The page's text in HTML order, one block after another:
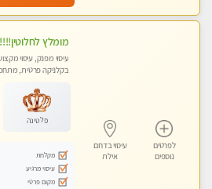
לפרטים
נוספים
עיסוי בדרום
אילת
עיסוי מפנק, עיסוי
בקלניקה פרטית,
פלטינה
מקלחת
עיסוי מרגיע
מקום פרטי